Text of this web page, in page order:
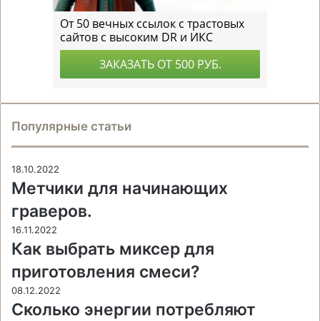
Популярные статьи
18.10.2022
Метчики для начинающих
граверов.
16.11.2022
Как выбрать миксер для
приготовления смеси?
08.12.2022
Сколько энергии потребляют